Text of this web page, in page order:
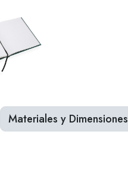
Materiales y Dimensiones